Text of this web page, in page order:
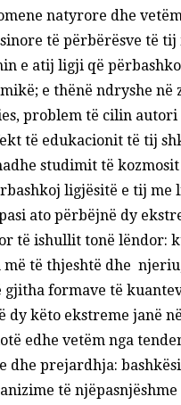
natyrore dhe
të përbërësve të tij
e atij ligji që
e thënë ndryshe në
problem të cilin autori
të edukacionit të tij
studimit të
ligjësitë e tij me
ato përbëjnë dy
të ishullit tonë lëndor:
të thjeshtë dhe
formave të
dy këto ekstreme janë në
edhe vetëm nga
dhe prejardhja:
të njëpasnjëshme